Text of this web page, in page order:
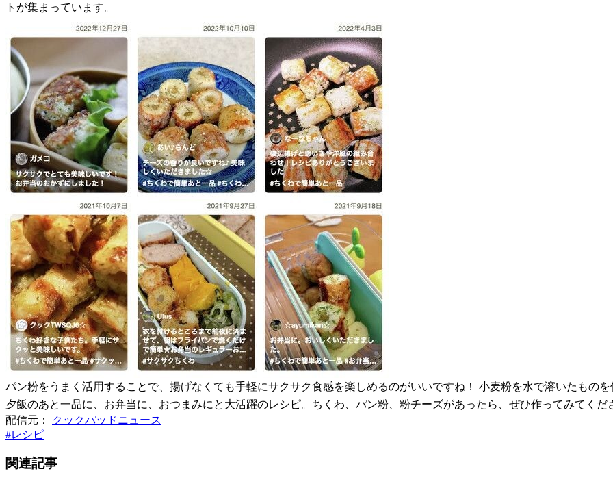
トが集まっています。
パン粉をうまく活用することで、揚げなくても手軽にサクサク食感を楽しめるのがいいですね！ 小麦粉を水で溶いたもの
夕飯のあと一品に、お弁当に、おつまみにと大活躍のレシピ。ちくわ、パン粉、粉チーズがあったら、ぜひ作ってみてくだ
配信元：
クックパッドニュース
#レシピ
関連記事